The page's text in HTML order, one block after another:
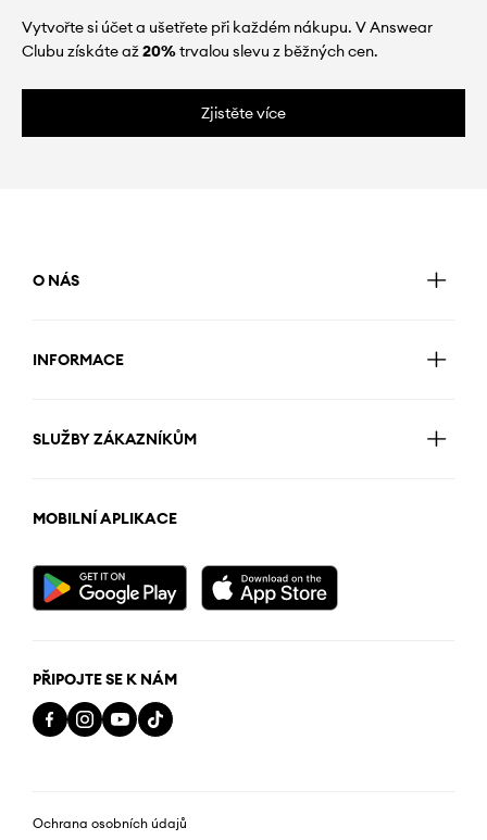
Vytvořte si účet a ušetřete při každém nákupu. V Answear
Clubu získáte až20%trvalou slevu z běžných cen.
Zjistěte více
O NÁS
INFORMACE
SLUŽBY ZÁKAZNÍKŮM
MOBILNÍ APLIKACE
PŘIPOJTE SE K NÁM
Ochrana osobních údajů